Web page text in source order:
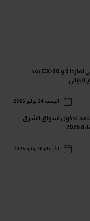
أول ظهور رسمي لمازدا 3 و CX-30 بعد
الجمعة 24 يوليو 2026
لدخول أسواق الشرق
الأربعاء 10 يونيو 2026